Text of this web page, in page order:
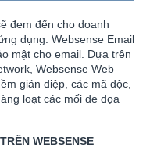
đem đến cho doanh
dụng. Websense Email
mật cho email. Dựa trên
Websense Web
gián điệp, các mã độc,
loạt các mối đe dọa
WEBSENSE